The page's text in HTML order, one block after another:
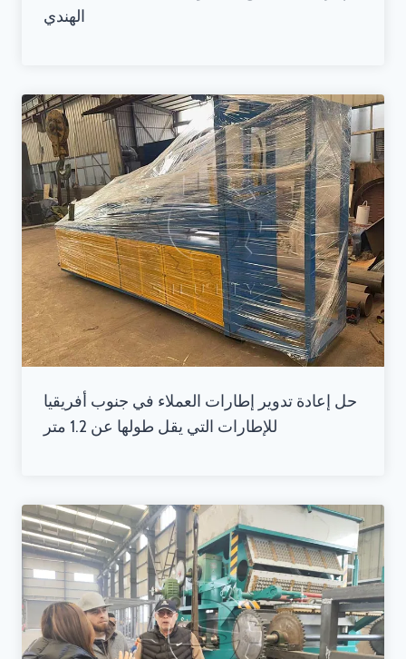
الهندي
حل إعادة تدوير إطارات العملاء في جنوب أفريقيا
للإطارات التي يقل طولها عن 1.2 متر